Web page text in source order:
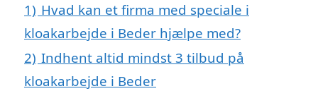
1) Hvad kan et firma med speciale i
kloakarbejde i Beder hjælpe med?
2) Indhent altid mindst 3 tilbud på
kloakarbejde i Beder